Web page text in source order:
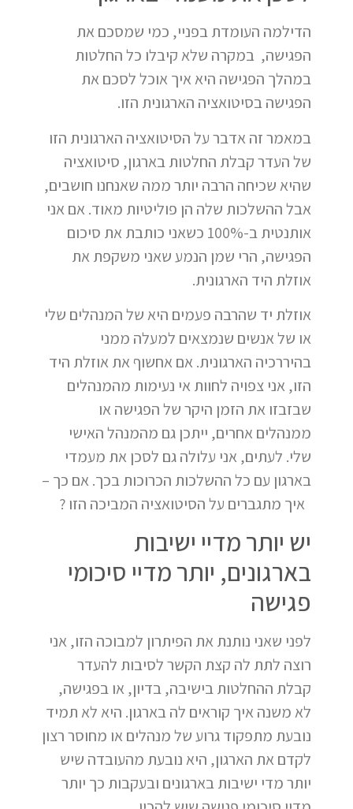
הדילמה העומדת בפניי, כמי שמסכם את
הפגישה, במקרה שלא קיבלו כל החלטות
במהלך הפגישה היא איך אוכל לסכם את
הפגישה בסיטואציה הארגונית הזו.
במאמר זה אדבר על הסיטואציה הארגונית הזו
של העדר קבלת החלטות בארגון, סיטואציה
שהיא שכיחה הרבה יותר ממה שאנחנו חושבים,
אבל ההשלכות שלה הן פוליטיות מאוד. אם אני
אותנטית ב-100% כשאני כותבת את סיכום
הפגישה, הרי שמן הנמע שאני משקפת את
אוזלת היד הארגונית.
אוזלת יד שהרבה פעמים היא של המנהלים שלי
או של אנשים שנמצאים למעלה ממני
בהיררכיה הארגונית. אם אחשוף את אוזלת היד
הזו, אני צפויה לחוות אי נעימות מהמנהלים
שבזבזו את הזמן היקר של הפגישה או
ממנהלים אחרים, ייתכן גם מהמנהל האישי
שלי. לעתים, אני עלולה גם לסכן את מעמדי
בארגון עם כל ההשלכות הכרוכות בכך. אם כך –
איך מתגברים על הסיטואציה המביכה הזו ?
יש יותר מדיי ישיבות
בארגונים, יותר מדיי סיכומי
פגישה
לפני שאני נותנת את הפיתרון למבוכה הזו, אני
רוצה לתת לה קצת הקשר לסיבות להעדר
קבלת ההחלטות בישיבה, בדיון, או בפגישה,
לא משנה איך קוראים לה בארגון. היא לא תמיד
נובעת מתפקוד גרוע של מנהלים או מחוסר רצון
לקדם את הארגון, היא נובעת מהעובדה שיש
יותר מדי ישיבות בארגונים ובעקבות כך יותר